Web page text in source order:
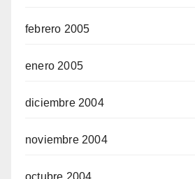
febrero 2005
enero 2005
diciembre 2004
noviembre 2004
octubre 2004